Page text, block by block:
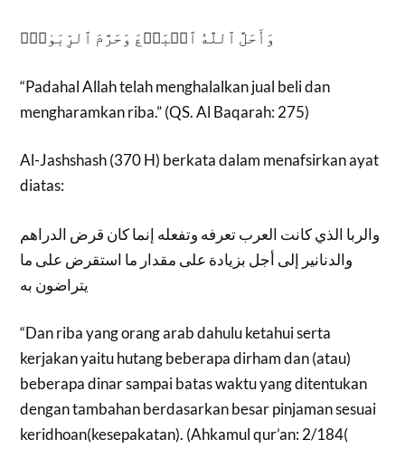
وَأَحَلَّ ٱللَّهُ ٱلۡبَيۡعَ وَحَرَّمَ ٱلرِّبَوٰاْۚ
“Padahal Allah telah menghalalkan jual beli dan
mengharamkan riba.” (QS. Al Baqarah: 275)
Al-Jashshash (370 H) berkata dalam menafsirkan ayat
diatas:
والربا الذي كانت العرب تعرفه وتفعله إنما كان قرض الدراهم
والدنانير إلى أجل بزيادة على مقدار ما استقرض على ما
يتراضون به
“Dan riba yang orang arab dahulu ketahui serta
kerjakan yaitu hutang beberapa dirham dan (atau)
beberapa dinar sampai batas waktu yang ditentukan
dengan tambahan berdasarkan besar pinjaman sesuai
keridhoan(kesepakatan). (Ahkamul qur’an: 2/184(